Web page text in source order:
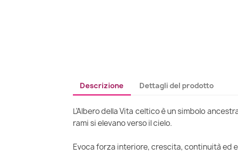
Descrizione Dettagli del prodotto
L’Albero della Vita celtico è un simbolo
rami si elevano verso il cielo.
Evoca forza interiore, crescita, continuità ed